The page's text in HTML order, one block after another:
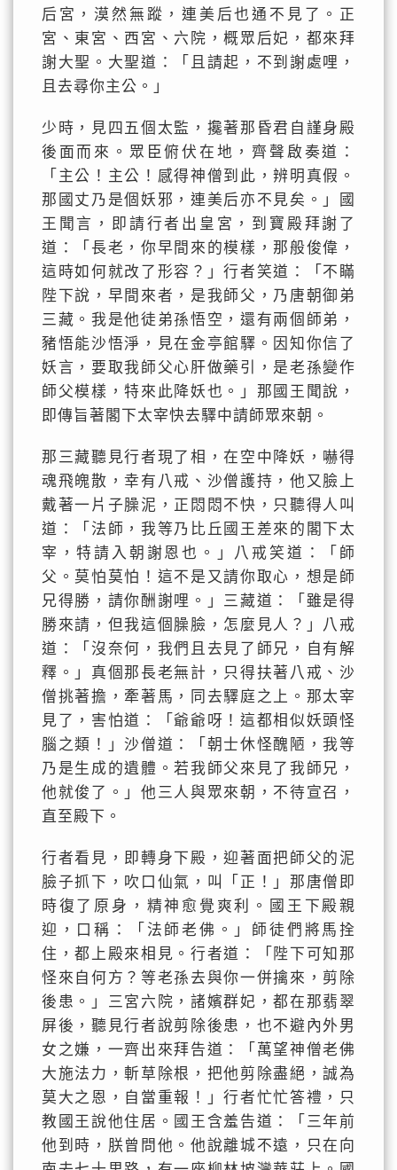
后宮，漠然無蹤，連美后也通不見了。正
宮、東宮、西宮、六院，概眾后妃，都來拜
謝大聖。大聖道：「且請起，不到謝處哩，
且去尋你主公。」
少時，見四五個太監，攙著那昏君自謹身殿
後面而來。眾臣俯伏在地，齊聲啟奏道：
「主公！主公！感得神僧到此，辨明真假。
那國丈乃是個妖邪，連美后亦不見矣。」國
王聞言，即請行者出皇宮，到寶殿拜謝了
道：「長老，你早間來的模樣，那般俊偉，
這時如何就改了形容？」行者笑道：「不瞞
陛下說，早間來者，是我師父，乃唐朝御弟
三藏。我是他徒弟孫悟空，還有兩個師弟，
豬悟能沙悟淨，見在金亭館驛。因知你信了
妖言，要取我師父心肝做藥引，是老孫變作
師父模樣，特來此降妖也。」那國王聞說，
即傳旨著閣下太宰快去驛中請師眾來朝。
那三藏聽見行者現了相，在空中降妖，嚇得
魂飛魄散，幸有八戒、沙僧護持，他又臉上
戴著一片子臊泥，正悶悶不快，只聽得人叫
道：「法師，我等乃比丘國王差來的閣下太
宰，特請入朝謝恩也。」八戒笑道：「師
父。莫怕莫怕！這不是又請你取心，想是師
兄得勝，請你酬謝哩。」三藏道：「雖是得
勝來請，但我這個臊臉，怎麼見人？」八戒
道：「沒奈何，我們且去見了師兄，自有解
釋。」真個那長老無計，只得扶著八戒、沙
僧挑著擔，牽著馬，同去驛庭之上。那太宰
見了，害怕道：「爺爺呀！這都相似妖頭怪
腦之類！」沙僧道：「朝士休怪醜陋，我等
乃是生成的遺體。若我師父來見了我師兄，
他就俊了。」他三人與眾來朝，不待宣召，
直至殿下。
行者看見，即轉身下殿，迎著面把師父的泥
臉子抓下，吹口仙氣，叫「正！」那唐僧即
時復了原身，精神愈覺爽利。國王下殿親
迎，口稱：「法師老佛。」師徒們將馬拴
住，都上殿來相見。行者道：「陛下可知那
怪來自何方？等老孫去與你一併擒來，剪除
後患。」三宮六院，諸嬪群妃，都在那翡翠
屏後，聽見行者說剪除後患，也不避內外男
女之嫌，一齊出來拜告道：「萬望神僧老佛
大施法力，斬草除根，把他剪除盡絕，誠為
莫大之恩，自當重報！」行者忙忙答禮，只
教國王說他住居。國王含羞告道：「三年前
他到時，朕曾問他。他說離城不遠，只在向